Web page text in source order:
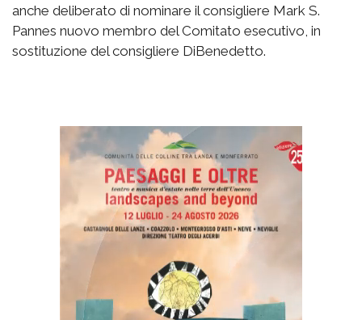
anche deliberato di nominare il consigliere Mark S.
Pannes nuovo membro del Comitato esecutivo, in
sostituzione del consigliere DiBenedetto.